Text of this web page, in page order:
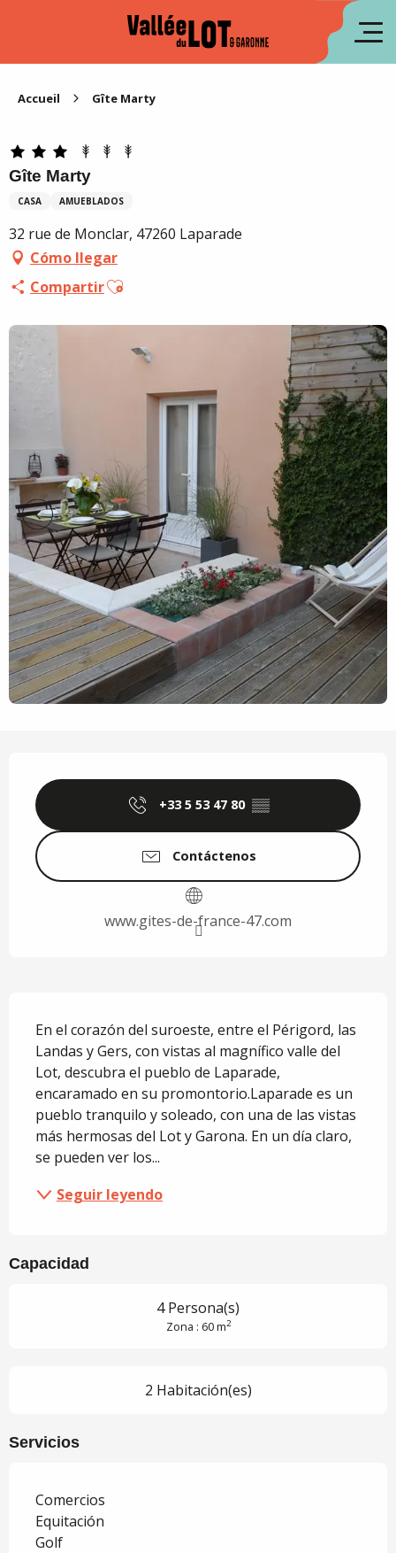
Accueil Gîte Marty
Gîte Marty
CASA AMUEBLADOS
32 rue de Monclar, 47260 Laparade
Cómo llegar
CompartirAjouter aux favoris
+33 5 53 47 80 ▒▒
Contáctenos
www.gites-de-france-47.com
En el corazón del suroeste, entre el Périgord, las
Landas y Gers, con vistas al magnífico valle del
Lot, descubra el pueblo de Laparade,
encaramado en su promontorio.Laparade es un
pueblo tranquilo y soleado, con una de las vistas
más hermosas del Lot y Garona. En un día claro,
se pueden ver los...
Seguir leyendo
Capacidad
4 Persona(s)
Zona : 60 m2
2 Habitación(es)
Servicios
Comercios
Equitación
Golf